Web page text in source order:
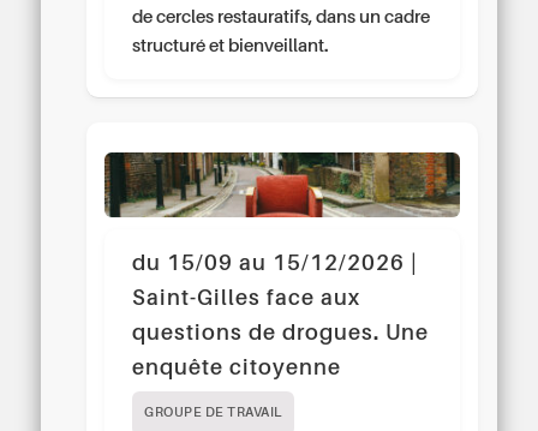
de cercles restauratifs, dans un cadre
structuré et bienveillant.
du 15/09 au 15/12/2026 |
Saint-Gilles face aux
questions de drogues. Une
enquête citoyenne
GROUPE DE TRAVAIL